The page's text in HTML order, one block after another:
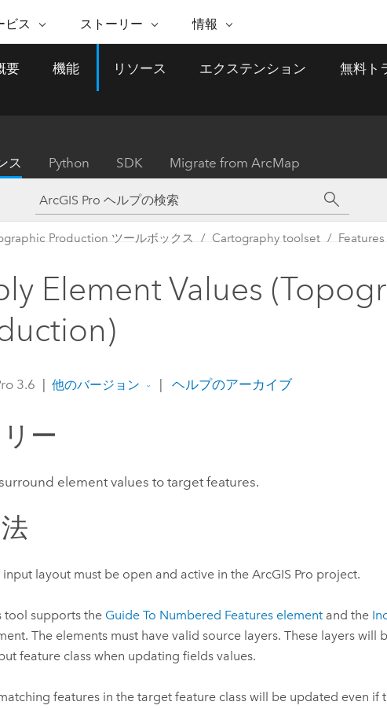
機能
位置情報を分析に活用
空間データの統合、編集、共有
Esri ストア
Esri の ArcGIS 製品
者サブスクリプション
体
能な開発
注目のイニシアティブ
インフラストラクチャ管理
GIS を活用して、最新の強靱で持続可能な未
的アプローチは、インフラストラクチャ プ
ロジェクトが周囲の環境とどのように関連
しているかをリーダーが理解するのに役立
ちます。
インフラストラクチャ管理の探索
ビス セルフサービス
ArcGIS ブログ
ドキュメント
My Esri
ストーリー
ESRI ストーリー
Esri ブログ
実世界のグローバルな GIS
技術革新
ー リーダーの声
ArcNews
業界ニュースと ArcGIS 更
地理空間に関するニュー
すべてのストーリー
情報
ESRI について
パートナー
採用情報
メディアおよびアナリスト関
要 機能 リソース エクステンション 無料ト
ス Python SDK Migrate from ArcMap
Production ツールボックス Cartography toolset
Element Values
3.6 他のバージョン ヘルプのアーカイブ
ー
element values to target features.
input layout must be open and active in the ArcGIS Pro project.
tool supports the Guide To Numbered Features elementand the
The elements must have valid source layers. These layers will
feature class when updating fields values.
features in the target feature class will be updated even if